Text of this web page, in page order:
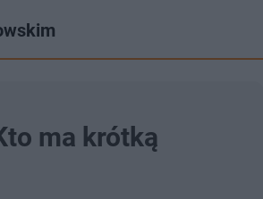
ma krótką